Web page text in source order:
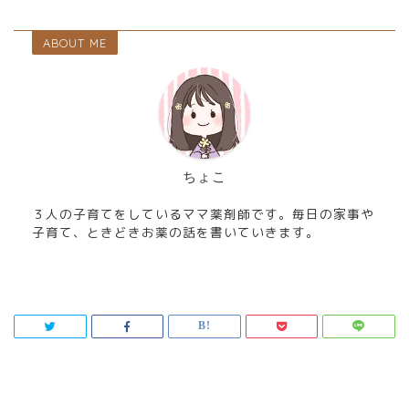
ABOUT ME
ちょこ
３人の子育てをしているママ薬剤師です。毎日の家事や
子育て、ときどきお薬の話を書いていきます。